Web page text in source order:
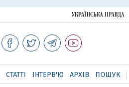
СТАТТІ ІНТЕРВ'Ю АРХІВ ПОШУК